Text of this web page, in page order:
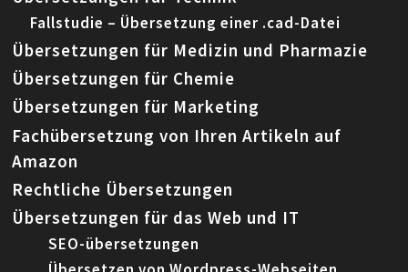
Fallstudie – Übersetzung einer .cad-Datei
Übersetzungen für Medizin und Pharmazie
Übersetzungen für Chemie
Übersetzungen für Marketing
Fachübersetzung von Ihren Artikeln auf
Amazon
Rechtliche Übersetzungen
Übersetzungen für das Web und IT
SEO-übersetzungen